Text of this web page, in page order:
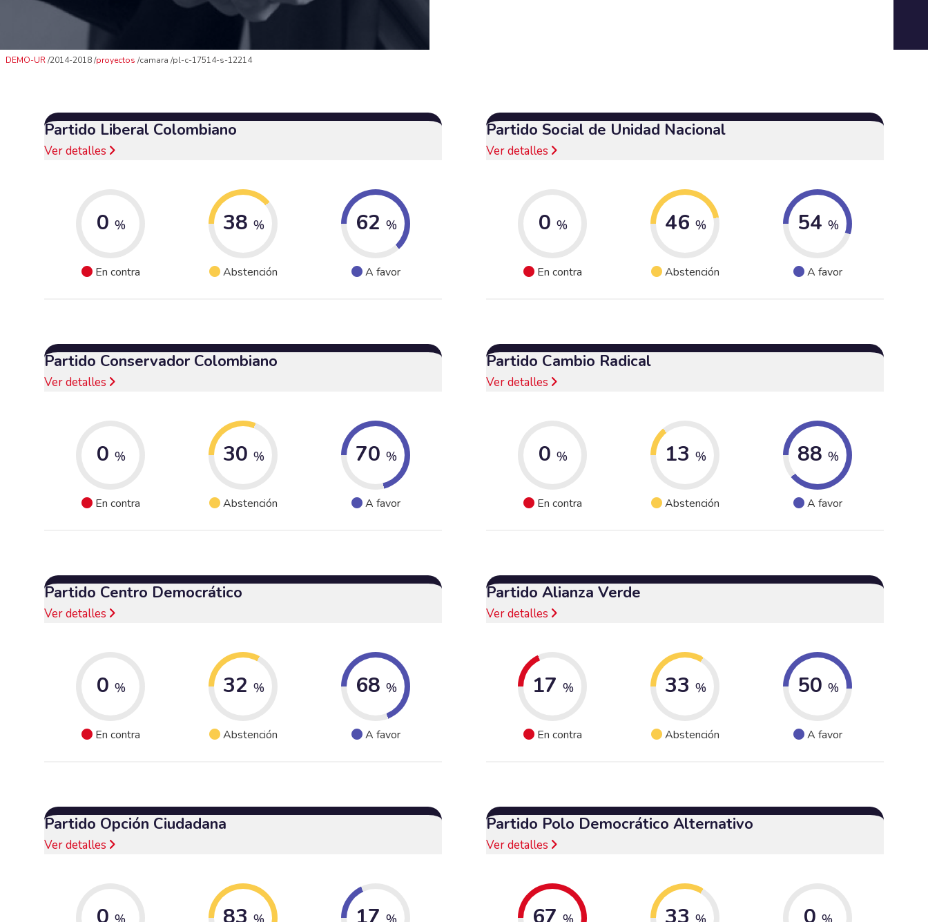
DEMO-UR 2014-2018 proyectos camara pl-c-17514-s-12214
Partido Liberal Colombiano
Ver detalles
0 %
En contra
38 %
Abstención
62 %
A favor
Partido Social de Unidad Nacional
Ver detalles
0 %
En contra
46 %
Abstención
54 %
A favor
Partido Conservador Colombiano
Ver detalles
0 %
En contra
30 %
Abstención
70 %
A favor
Partido Cambio Radical
Ver detalles
0 %
En contra
13 %
Abstención
88 %
A favor
Partido Centro Democrático
Ver detalles
0 %
En contra
32 %
Abstención
68 %
A favor
Partido Alianza Verde
Ver detalles
17 %
En contra
33 %
Abstención
50 %
A favor
Partido Opción Ciudadana
Ver detalles
Partido Polo Democrático Alternativo
Ver detalles